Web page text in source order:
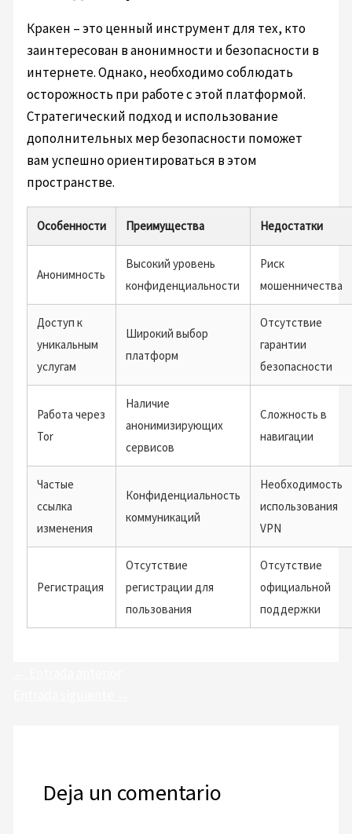
Кракен – это ценный инструмент для тех, кто
заинтересован в анонимности и безопасности в
интернете. Однако, необходимо соблюдать
осторожность при работе с этой платформой.
Стратегический подход и использование
дополнительных мер безопасности поможет
вам успешно ориентироваться в этом
пространстве.
Особенности Преимущества Недостатки
Анонимность
Высокий уровень
конфиденциальности
Риск
мошенничества
Доступ к
уникальным
услугам
Широкий выбор
платформ
Отсутствие
гарантии
безопасности
Работа через
Tor
Наличие
анонимизирующих
сервисов
Сложность в
навигации
Частые
ссылка
изменения
Конфиденциальность
коммуникаций
Необходимость
использования
VPN
Регистрация
Отсутствие
регистрации для
пользования
Отсутствие
официальной
поддержки
Deja un comentario